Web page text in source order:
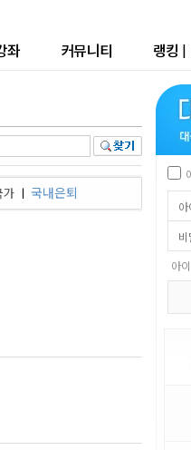
좌 커뮤니티 랭킹 |
가ㅣ 국내은퇴
아